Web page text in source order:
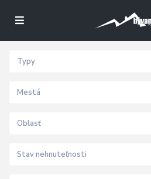
Typy
Mestá
Oblasť
Stav nehnuteľnosti